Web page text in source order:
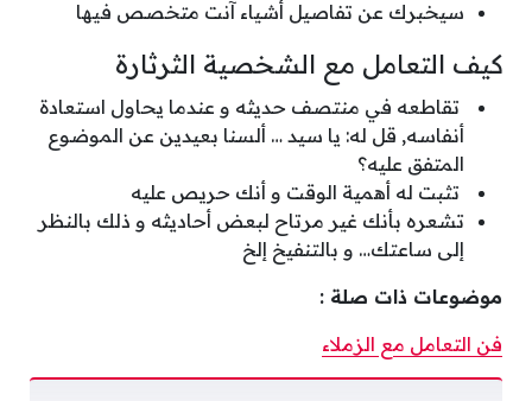
سيخبرك عن تفاصيل أشياء آنت متخصص فيها
كيف التعامل مع الشخصية الثرثارة
تقاطعه في منتصف حديثه و عندما يحاول استعادة
أنفاسه, قل له: يا سيد … ألسنا بعيدين عن الموضوع
المتفق عليه؟
تثبت له أهمية الوقت و أنك حريص عليه
تشعره بأنك غير مرتاح لبعض أحاديثه و ذلك بالنظر
إلى ساعتك… و بالتنفيخ إلخ
موضوعات ذات صلة :
فن التعامل مع الزملاء